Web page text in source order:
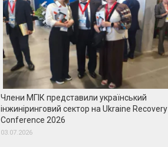
Члени МГІК представили український
інжиніринговий сектор на Ukraine Recovery
Conference 2026
03.07.2026